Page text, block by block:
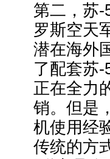
第二，苏-
罗斯空天
潜在海外
了配套苏
正在全力
销。但是
机使用经
传统的方